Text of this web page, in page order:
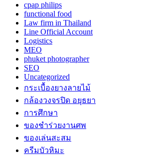
cpap philips
functional food
Law firm in Thailand
Line Official Account
Logistics
MEO
phuket photographer
SEO
Uncategorized
กระเบื้องยางลายไม้
กล้องวงจรปิด อยุธยา
การศึกษา
ของชำร่วยงานศพ
ของเล่นสะสม
ครีมบัวหิมะ